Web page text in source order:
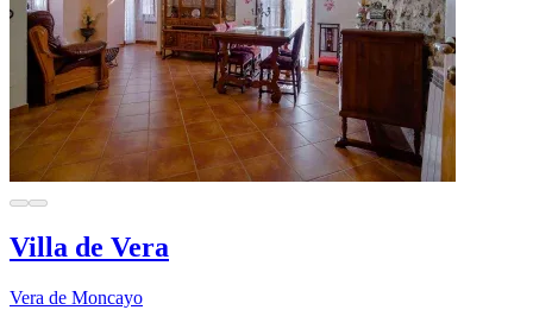
Villa de Vera
Vera de Moncayo